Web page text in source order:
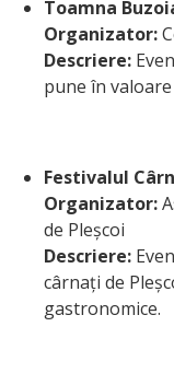
Toamna
Organizator:
Descriere:
pune în
Festivalul
Organizator:
de Pleșcoi
Descriere:
cârnați de
gastronomice.